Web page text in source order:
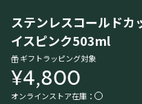
ステンレスコールドカ
イスピンク503ml
ギフトラッピング対象
¥4,800
オンラインストア在庫：